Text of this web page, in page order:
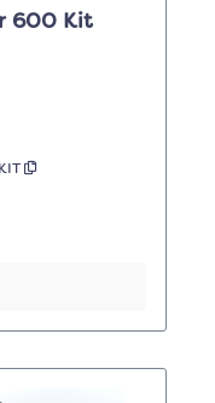
600 Kit